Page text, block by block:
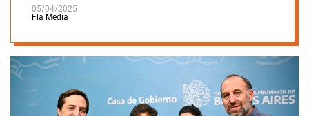
05/04/2025
Fla Media